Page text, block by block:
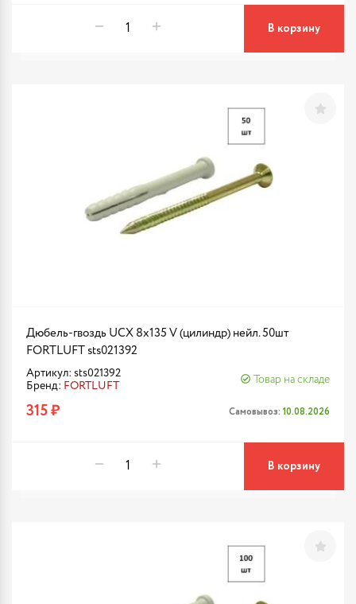
В корзину
Дюбель-гвоздь UCX 8х135 V (цилиндр) нейл. 50шт
FORTLUFT sts021392
Артикул: sts021392
Бренд: FORTLUFT
Товар на складе
315 ₽ Самовывоз: 10.08.2026
В корзину